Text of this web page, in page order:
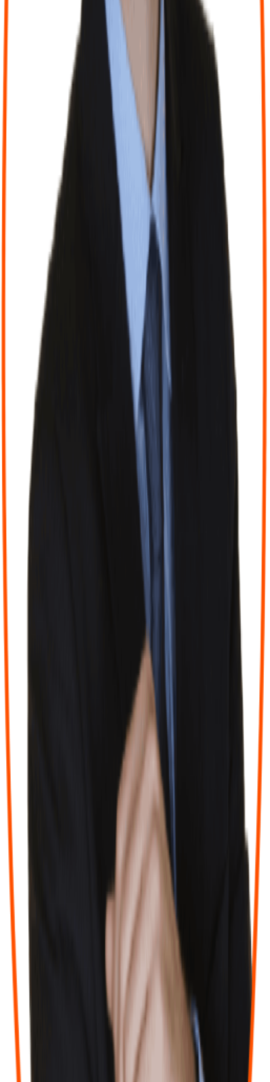
Saisissez vos factures, suivez votre trésorerie et accédez à vos
tableaux de bord en temps réel.
Témoignages clients
Je n’aurais jamais cru dire ça un jour, mais Julien Capitaine et
Honorine du cabinet Viseeon ont presque réussi à me faire apprécier
la comptabilité. 😅 Avant de les découvrir, rien que l’idée de
préparer mes pièces comptables me donnait des boutons.
Aujourd’hui, je me sens accompagnée, comprise et surtout jamais
jugée, même quand je suis en retard dans mes dépôts. 🙃 Julien et
Honorine sont toujours disponibles, de très bon conseil, à l’écoute,
réactifs, et ils connaissent vraiment mon fonctionnement. Ils savent
me challenger quand il faut, avec bienveillance, parce qu’ils ont
compris ce qui me motive au quotidien. Pour moi, un bon expert-
comptable, c’est essentiel pour construire une entreprise stable et
pérenne. Et quand en plus il est compétent, humain et fun, on ne
change pas d’équipe. 🚀 Bref, vous l’aurez compris : je ne suis pas
prête de partir. Merci à vous deux pour votre accompagnement
précieux au quotidien !
Charlotte PLAS
il y a 2 mois
Tout comme de nombreux entrepreneurs, la compta n’est pas ma
passion ! Je pense qu’on est beaucoup à avoir les poils qui se
hérissent juste en y pensant! Pourtant c’est une partie non
négligeable de notre activité, garante de la bonne santé financière de
notre entreprise et c’est important d’avoir le meilleur
accompagnement pour optimiser nos résultats! J’ai la chance d’être
accompagnée par Marie et Julien et je mesure cette chance chaque
un rendez vous de pré bilan afin de voir s’il faut booster les
l’année en cours et c’est vraiment quelque chose que j’ai toujours
celui qui fait toute la différence !) Marie est d’une patience …. Je la
5 derniers mois … 😅) Elle veille avec attention aux petits détails qui
font une grande différence et toujours avec le sourire ! Merci 🙏🏻
Elle revient tjs vers moi avec les infos dont j’ai besoin. Il y a 5 ans,
j’ai eu un contrôle fiscal. Grâce à son professionnalisme (même si
elle m’embête souvent; c’est pour mon bien), j’ai réuni les pièces
demandées en 5 jours ! Résultat : aucun redressement ! La preuve
que chaque euro dépensé est justifié ! Je recommande ce duo de
choc avec plaisir ! Vous allez devoir me supporter encore longtemps
! À très vite pour le bilan de la SASU 😜
M
Marion BICHAMBRE
il y a 2 mois
On pense souvent qu’un bon comptable sert “juste” à faire des
chiffres. Puis on rencontre Honorine ou Marie ou Céline… et on
comprend qu’un bon cabinet peut aussi vous faire gagner en sérénité
😅 Toujours disponibles, réactives et humaines, Honorine m’aide à
gérer ma société avec beaucoup de professionnalisme mais surtout
avec une vraie capacité à expliquer simplement les choses. Quand
on est entrepreneur, avoir des personnes de confiance autour de soi,
ça n’a pas de prix. Merci à elle pour son accompagnement au
quotidien 🙏
Florence CHATEIL
il y a 2 mois
Contact